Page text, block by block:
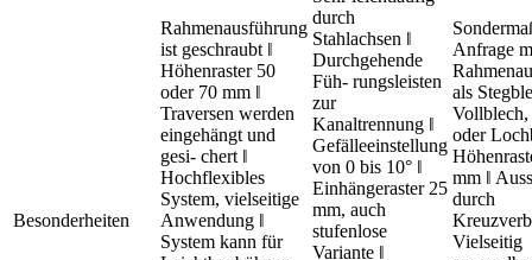
Besonderheiten
Rahmenausführung
ist geschraubt ǁ
Höhenraster 50
oder 70 mm ǁ
Traversen werden
eingehängt und
gesi- chert ǁ
Hochflexibles
System, vielseitige
Anwendung ǁ
System kann für
durch
Stahlachsen ǁ
Durchgehende
Füh- rungsleisten
zur
Kanaltrennung ǁ
Gefälleeinstellung
von 0 bis 10° ǁ
Einhängeraster 25
mm, auch
stufenlose
Variante ǁ
Anfrage
als
oder
mm ǁ
durch
Vielseitig